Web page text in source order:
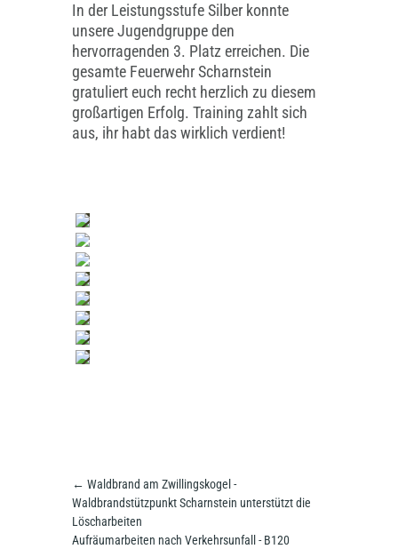
In der Leistungsstufe Silber konnte
unsere Jugendgruppe den
hervorragenden 3. Platz erreichen. Die
gesamte Feuerwehr Scharnstein
gratuliert euch recht herzlich zu diesem
großartigen Erfolg. Training zahlt sich
aus, ihr habt das wirklich verdient!
← Waldbrand am Zwillingskogel -
Waldbrandstützpunkt Scharnstein unterstützt die
Löscharbeiten
Aufräumarbeiten nach Verkehrsunfall - B120